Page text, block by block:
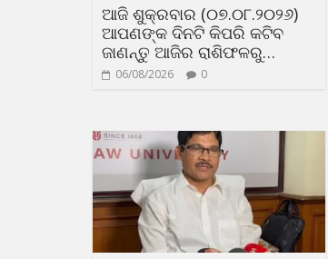
ଆଜି ଶୁକ୍ରବାର (୦୭.୦୮.୨୦୨୬)
ଆପଣଙ୍କ ଦିନଟି କିପରି କଟିବ
ଜାଣନ୍ତୁ ଆଜିର ରାଶିଫଳରୁ…
06/08/2026 0